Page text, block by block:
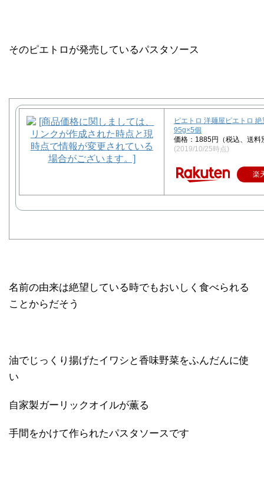
そのピエトロが発売しているパスタソース
ピエトロ 洋麺屋ピエトロ
95g×5個
価格：1885円（税込、送料
(2019/10/25時点)
楽
名前の由来は絶望している時でもおいしく食べられる
ことからだそう
油でじっくり揚げたイワシと香味野菜をふんだんに使
い
自家製ガーリックオイルが薫る
手間をかけて作られたパスタソースです